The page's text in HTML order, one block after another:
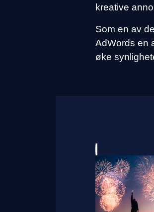
kreative
Som en av
AdWords en
øke